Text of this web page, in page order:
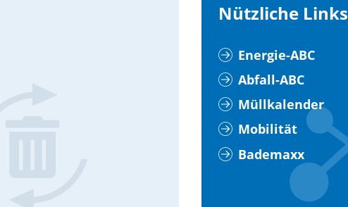
Nützliche Links
Energie-ABC
Abfall-ABC
Müllkalender
Mobilität
Bademaxx